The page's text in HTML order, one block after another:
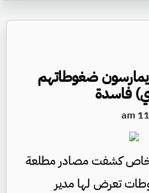
ضغوطاتهم
فاسدة
خاص كشفت مصادر مطلعة
تعرض لها مدير